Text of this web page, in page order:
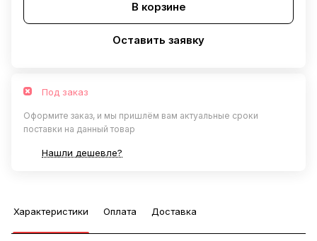
В корзине
Оставить заявку
Под заказ
Оформите заказ, и мы пришлём вам актуальные сроки
поставки на данный товар
Нашли дешевле?
Характеристики Оплата Доставка